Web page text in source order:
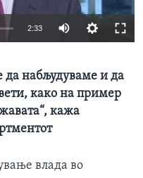
2:33
да набљудуваме и да
како на пример
кажа
влада во